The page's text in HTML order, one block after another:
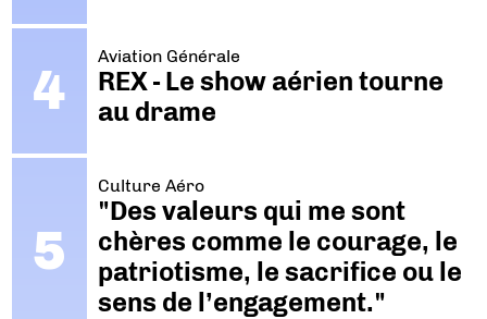
Aviation Générale
REX - Le show aérien tourne
au drame
Culture Aéro
"Des valeurs qui me sont
chères comme le courage, le
patriotisme, le sacrifice ou le
sens de l’engagement."